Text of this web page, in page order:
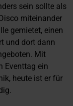
sein sollte als
miteinander
gemietet, einen
und dort dann
Mit
Eventtag ein
heute ist er für